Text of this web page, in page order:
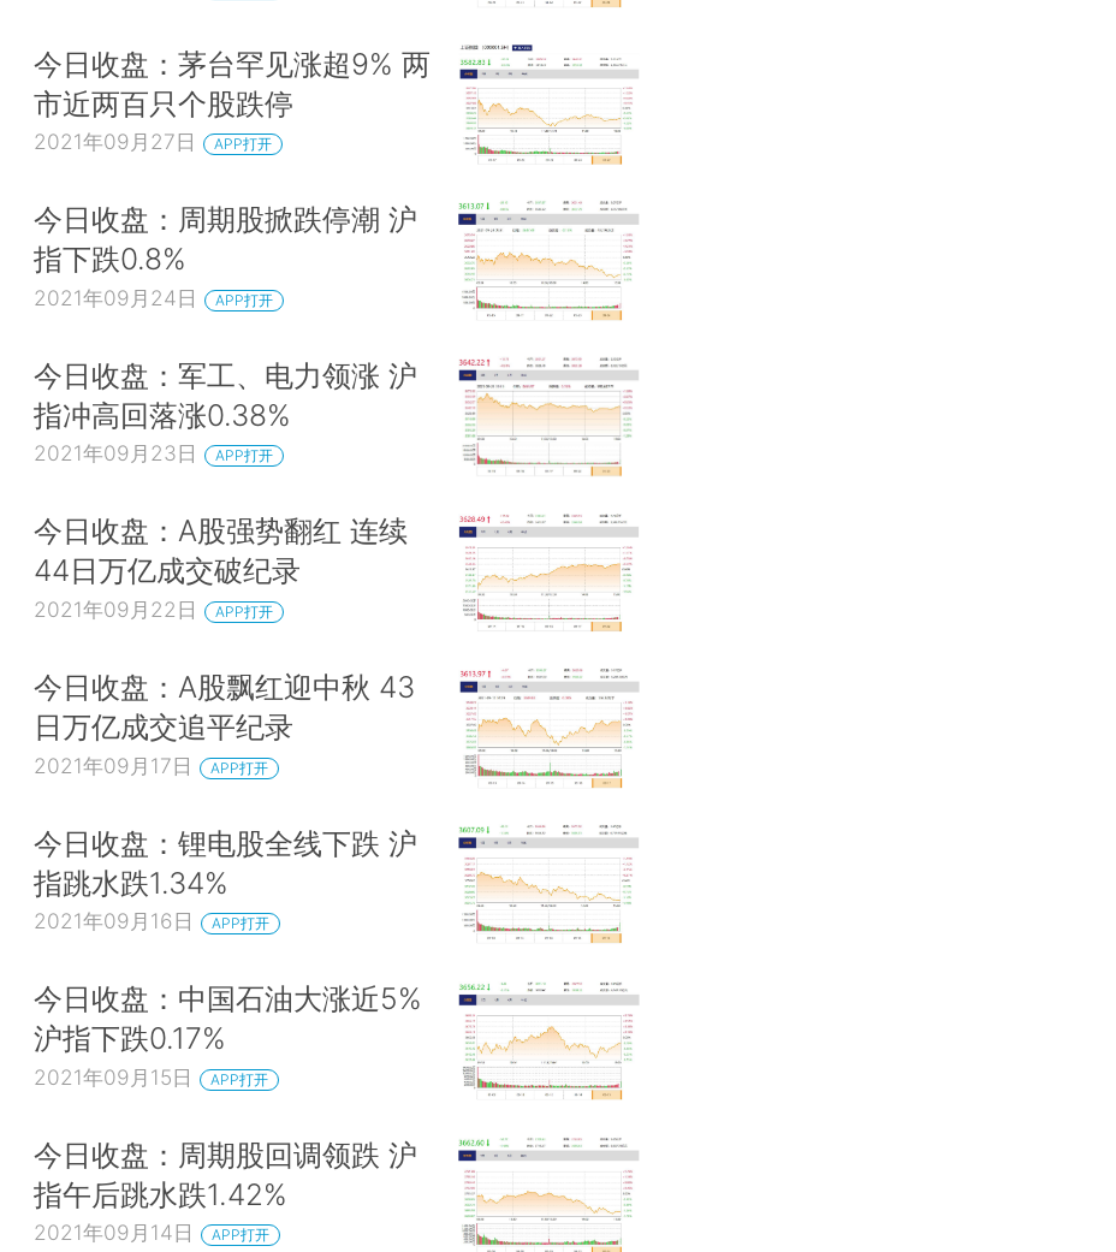
今日收盘：茅台罕见涨超9% 两
市近两百只个股跌停
2021年09月27日 APP打开
今日收盘：周期股掀跌停潮 沪
指下跌0.8%
2021年09月24日 APP打开
今日收盘：军工、电力领涨 沪
指冲高回落涨0.38%
2021年09月23日 APP打开
今日收盘：A股强势翻红 连续
44日万亿成交破纪录
2021年09月22日 APP打开
今日收盘：A股飘红迎中秋 43
日万亿成交追平纪录
2021年09月17日 APP打开
今日收盘：锂电股全线下跌 沪
指跳水跌1.34%
2021年09月16日 APP打开
今日收盘：中国石油大涨近5%
沪指下跌0.17%
2021年09月15日 APP打开
今日收盘：周期股回调领跌 沪
指午后跳水跌1.42%
2021年09月14日 APP打开